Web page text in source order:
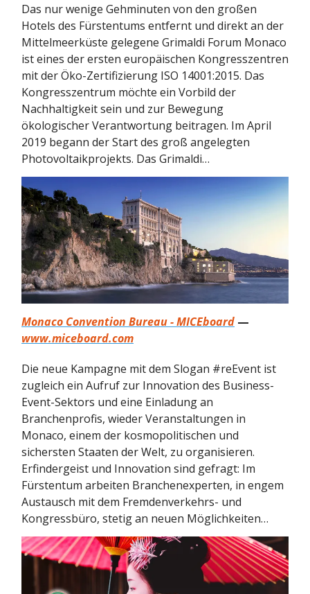
Das nur wenige Gehminuten von den großen
Hotels des Fürstentums entfernt und direkt an der
Mittelmeerküste gelegene Grimaldi Forum Monaco
ist eines der ersten europäischen Kongresszentren
mit der Öko-Zertifizierung ISO 14001:2015. Das
Kongresszentrum möchte ein Vorbild der
Nachhaltigkeit sein und zur Bewegung
ökologischer Verantwortung beitragen. Im April
2019 begann der Start des groß angelegten
Photovoltaikprojekts. Das Grimaldi…
Monaco Convention Bureau - MICEboard —
www.miceboard.com
Die neue Kampagne mit dem Slogan #reEvent ist
zugleich ein Aufruf zur Innovation des Business-
Event-Sektors und eine Einladung an
Branchenprofis, wieder Veranstaltungen in
Monaco, einem der kosmopolitischen und
sichersten Staaten der Welt, zu organisieren.
Erfindergeist und Innovation sind gefragt: Im
Fürstentum arbeiten Branchenexperten, in engem
Austausch mit dem Fremdenverkehrs- und
Kongressbüro, stetig an neuen Möglichkeiten…